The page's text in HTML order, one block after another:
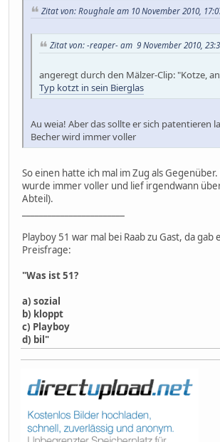
Zitat von: Roughale am 10 November 2010,
Zitat von: -reaper- am 9 November 2010,
angeregt durch den Mälzer-Clip: "Kotze,
Typ kotzt in sein Bierglas
Au weia! Aber das sollte er sich patentieren
Becher wird immer voller
So einen hatte ich mal im Zug als
wurde immer voller und lief irgendwann
Abteil).
Playboy 51 war mal bei Raab zu Gast, da gab
Preisfrage:
"Was ist 51?
a) sozial
b) kloppt
c) Playboy
d) bil"